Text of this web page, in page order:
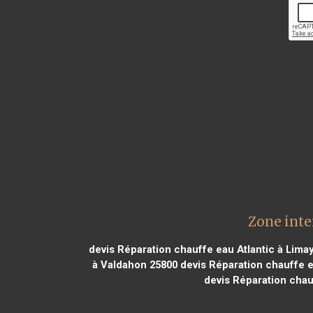
Zone
devis Réparation chauffe eau Atlantic à
à Valdahon 25800 devis Réparation chauffe
devis Réparation